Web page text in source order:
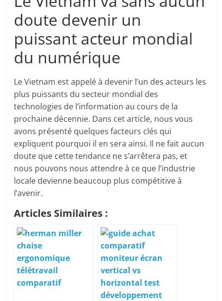
doute devenir un
puissant acteur mondial
du numérique
Le Vietnam est appelé à devenir l’un des acteurs les
plus puissants du secteur mondial des
technologies de l’information au cours de la
prochaine décennie. Dans cet article, nous vous
avons présenté quelques facteurs clés qui
expliquent pourquoi il en sera ainsi. Il ne fait aucun
doute que cette tendance ne s’arrêtera pas, et
nous pouvons nous attendre à ce que l’industrie
locale devienne beaucoup plus compétitive à
l’avenir.
Articles Similaires :